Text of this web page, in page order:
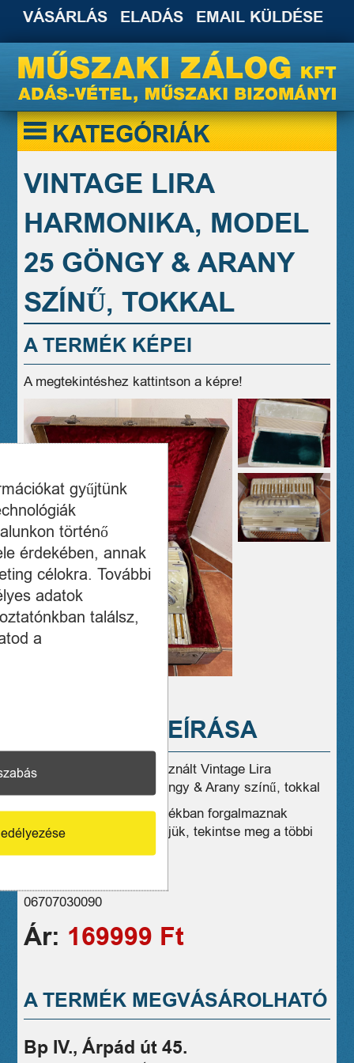
VÁSÁRLÁS ELADÁS EMAIL KÜLDÉSE
KATEGÓRIÁK
VINTAGE LIRA
HARMONIKA, MODEL
25 GÖNGY & ARANY
SZÍNŰ, TOKKAL
A TERMÉK KÉPEI
A megtekintéshez kattintson a képre!
A TERMÉK LEÍRÁSA
Eladó szép állapotú, használt Vintage Lira
harmonika, Model 25 Göngy & Arany színű, tokkal
Üzleteink széles választékban forgalmaznak
hasonló eszközöket, kérjük, tekintse meg a többi
06707030090
Ár: 169999 Ft
A TERMÉK MEGVÁSÁROLHATÓ
Bp IV., Árpád út 45.
gyűjtünk
történő
érdekében, annak
célokra. További
adatok
találsz,
a